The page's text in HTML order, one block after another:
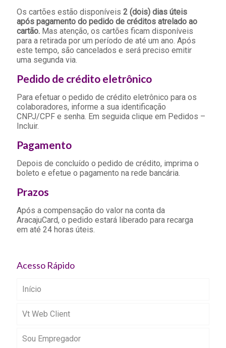
Os cartões estão disponíveis 2 (dois) dias úteis
após pagamento do pedido de créditos atrelado ao
cartão. Mas atenção, os cartões ficam disponíveis
para a retirada por um período de até um ano. Após
este tempo, são cancelados e será preciso emitir
uma segunda via.
Pedido de crédito eletrônico
Para efetuar o pedido de crédito eletrônico para os
colaboradores, informe a sua identificação
CNPJ/CPF e senha. Em seguida clique em Pedidos –
Incluir.
Pagamento
Depois de concluído o pedido de crédito, imprima o
boleto e efetue o pagamento na rede bancária.
Prazos
Após a compensação do valor na conta da
AracajuCard, o pedido estará liberado para recarga
em até 24 horas úteis.
Acesso Rápido
Início
Vt Web Client
Sou Empregador